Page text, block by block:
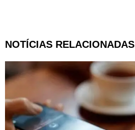
NOTÍCIAS RELACIONADAS